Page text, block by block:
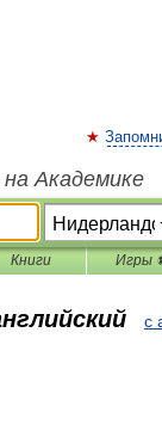
Академике
Книги Игры
с